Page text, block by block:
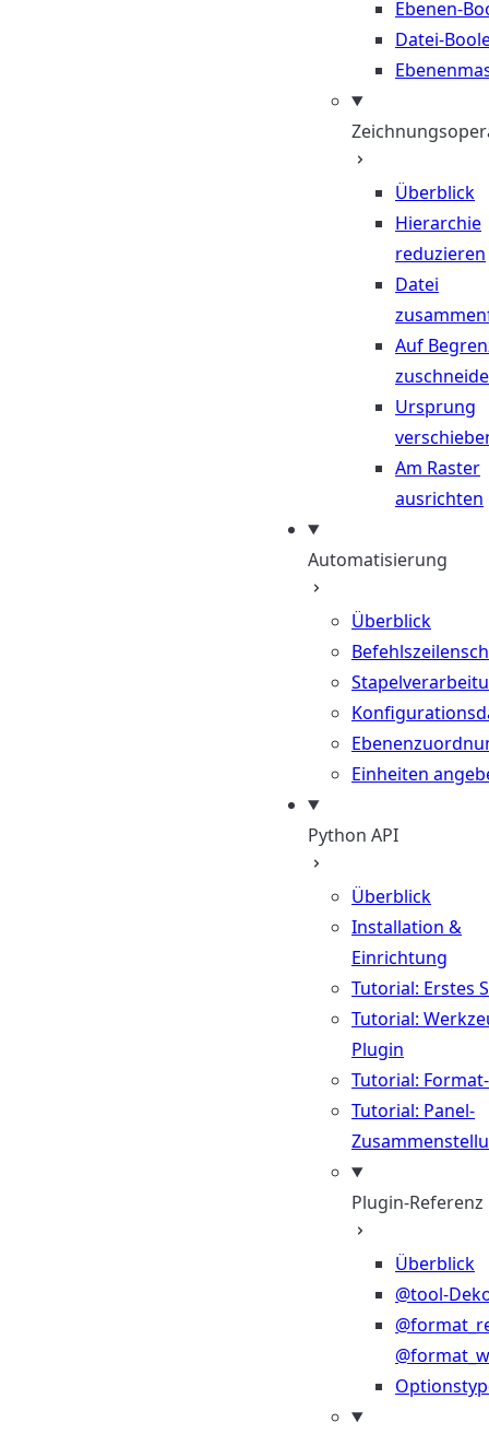
Ebenen-
Datei-
Überblick
Hierarchie
reduzieren
Datei
Auf
Ursprung
Am Raster
ausrichten
Automatisierung
Überblick
Einheiten
Python API
Überblick
Installation &
Einrichtung
Tutorial: Erstes
Tutorial:
Plugin
Tutorial:
Tutorial: Panel-
Plugin-Referenz
Überblick
@tool-